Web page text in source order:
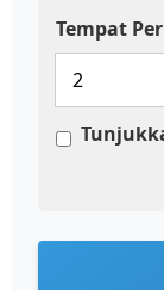
Tempat